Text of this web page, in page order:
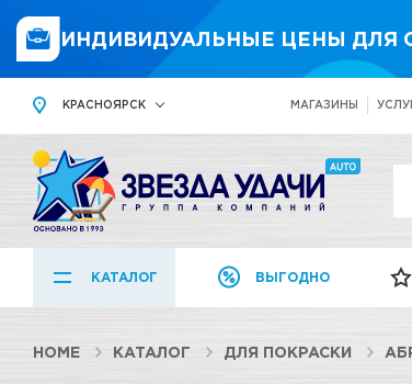
ИНДИВИДУАЛЬНЫЕ ЦЕНЫ ДЛЯ
КРАСНОЯРСК МАГАЗИНЫ
КАТАЛОГ ВЫГОДНО
HOME КАТАЛОГ ДЛЯ ПОКРАСКИ